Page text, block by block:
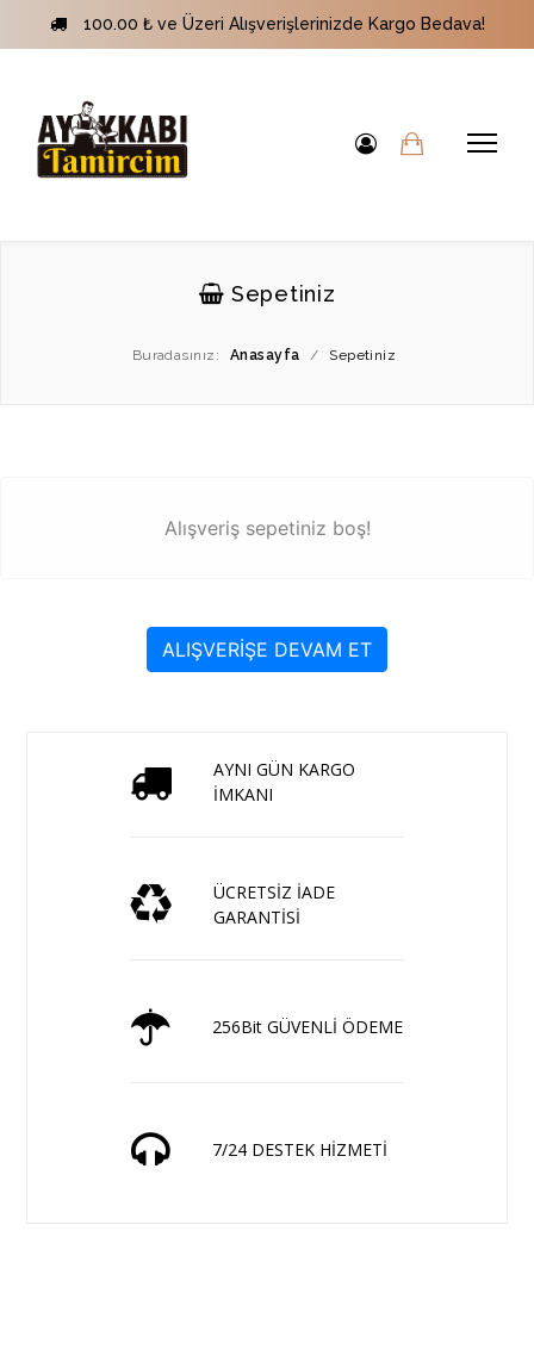
100.00 ₺ ve Üzeri Alışverişlerinizde Kargo Bedava!
Sepetiniz
Buradasınız: Anasayfa / Sepetiniz
Alışveriş sepetiniz boş!
ALIŞVERİŞE DEVAM ET
AYNI GÜN KARGO
İMKANI
ÜCRETSİZ İADE
GARANTİSİ
256Bit GÜVENLİ ÖDEME
7/24 DESTEK HİZMETİ